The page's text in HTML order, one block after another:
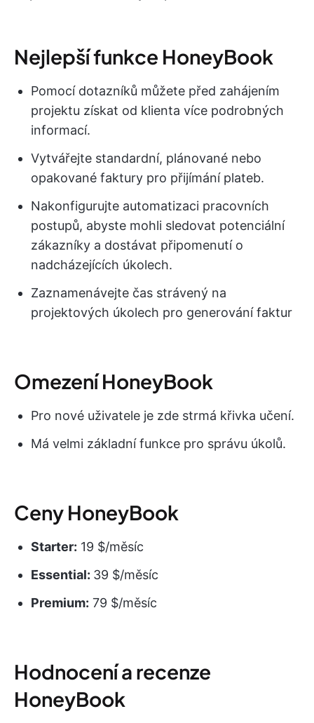
Nejlepší funkce HoneyBook
Pomocí dotazníků můžete před zahájením
projektu získat od klienta více podrobných
informací.
Vytvářejte standardní, plánované nebo
opakované faktury pro přijímání plateb.
Nakonfigurujte automatizaci pracovních
postupů, abyste mohli sledovat potenciální
zákazníky a dostávat připomenutí o
nadcházejících úkolech.
Zaznamenávejte čas strávený na
projektových úkolech pro generování faktur
Omezení HoneyBook
Pro nové uživatele je zde strmá křivka učení.
Má velmi základní funkce pro správu úkolů.
Ceny HoneyBook
Starter: 19 $/měsíc
Essential: 39 $/měsíc
Premium: 79 $/měsíc
Hodnocení a recenze
HoneyBook